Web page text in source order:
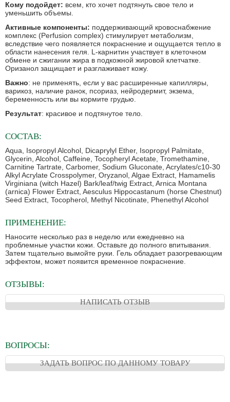
Кому подойдет: всем, кто хочет подтянуть свое тело и
уменьшить объемы.
Активные компоненты: поддерживающий кровоснабжение
комплекс (Perfusion complex) стимулирует метаболизм,
вследствие чего появляется покраснение и ощущается тепло в
области нанесения геля. L-карнитин участвует в клеточном
обмене и сжигании жира в подкожной жировой клетчатке.
Оризанол защищает и разглаживает кожу.
Важно: не применять, если у вас расширенные капилляры,
варикоз, наличие ранок, псориаз, нейродермит, экзема,
беременность или вы кормите грудью.
Результат: красивое и подтянутое тело.
СОСТАВ:
Aqua, Isopropyl Alcohol, Dicaprylyl Ether, Isopropyl Palmitate,
Glycerin, Alcohol, Caffeine, Tocopheryl Acetate, Tromethamine,
Carnitine Tartrate, Carbomer, Sodium Gluconate, Acrylates/c10-30
Alkyl Acrylate Crosspolymer, Oryzanol, Algae Extract, Hamamelis
Virginiana (witch Hazel) Bark/leaf/twig Extract, Arnica Montana
(arnica) Flower Extract, Aesculus Hippocastanum (horse Chestnut)
Seed Extract, Tocopherol, Methyl Nicotinate, Phenethyl Alcohol
ПРИМЕНЕНИЕ:
Наносите несколько раз в неделю или ежедневно на
проблемные участки кожи. Оставьте до полного впитывания.
Затем тщательно вымойте руки. Гель обладает разогревающим
эффектом, может появится временное покраснение.
ОТЗЫВЫ:
НАПИСАТЬ ОТЗЫВ
ВОПРОСЫ:
ЗАДАТЬ ВОПРОС ПО ДАННОМУ ТОВАРУ